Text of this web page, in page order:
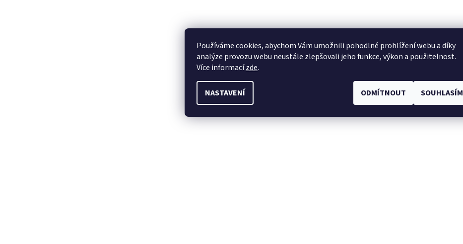
Používáme cookies, abychom Vám umožnili pohodlné prohlížení webu a díky
analýze provozu webu neustále zlepšovali jeho funkce, výkon a použitelnost.
Více informacízde.
NASTAVENÍ ODMÍTNOUT SOUHLASÍM